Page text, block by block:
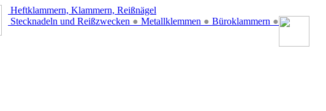
Heftklammern, Klammern, Reißnägel
Stecknadeln und Reißzwecken ● Metallklemmen ● Büroklammern ●